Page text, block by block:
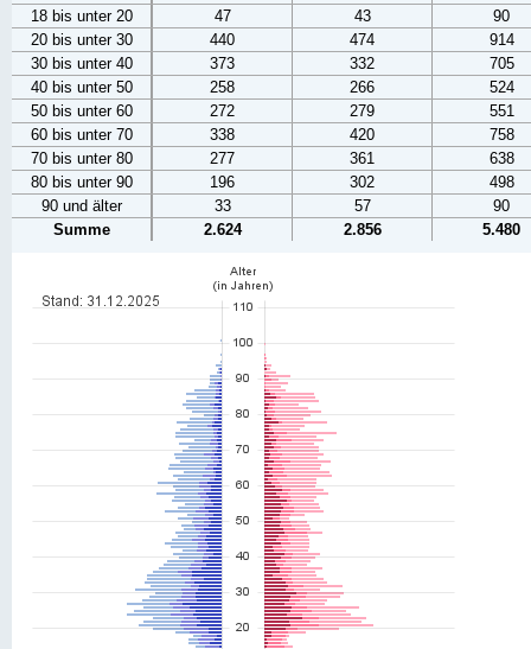
18 bis unter 20
47 43
90
20 bis unter 30
440 474
914
30 bis unter 40
373 332
705
40 bis unter 50
258 266
524
50 bis unter 60
272 279
551
60 bis unter 70
338 420
758
70 bis unter 80
277 361
638
80 bis unter 90
196 302
498
90 und älter
33 57
90
Summe
2.624 2.856 5.480